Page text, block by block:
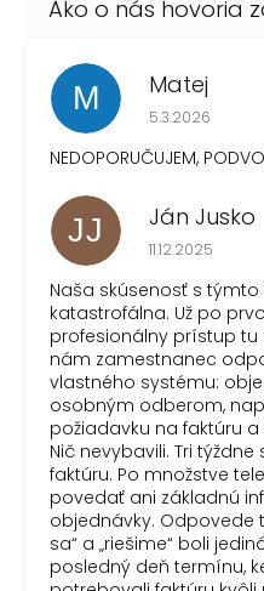
M Matej
Hodnotenie
5.3.2026
NEDOPORUČUJEM,
JJ Ján Jusko
Hodnotenie
11.12.2025
Naša skúsenosť s
katastrofálna. Už po
profesionálny prístup tu
nám zamestnanec
vlastného systému:
osobným odberom,
požiadavku na faktúru
Nič nevybavili. Tri
faktúru. Po množstve
povedať ani základnú
objednávky. Odpovede
sa“ a „riešime“ boli
posledný deň termínu,